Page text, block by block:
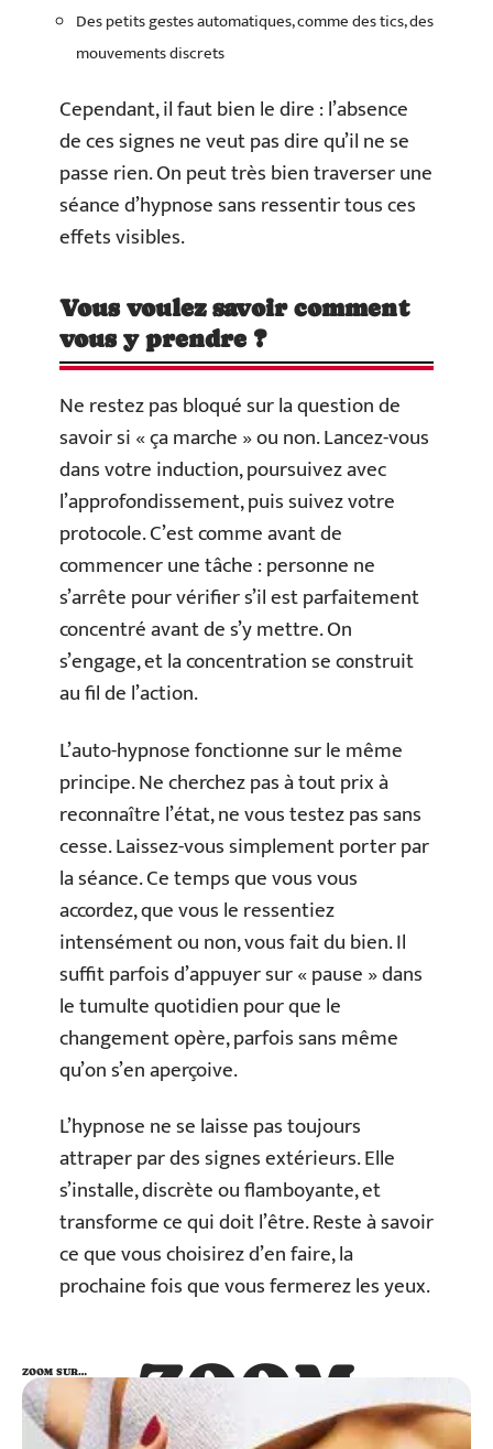
Des petits gestes automatiques, comme des tics, des
mouvements discrets
Cependant, il faut bien le dire : l’absence
de ces signes ne veut pas dire qu’il ne se
passe rien. On peut très bien traverser une
séance d’hypnose sans ressentir tous ces
effets visibles.
Vous voulez savoir comment
vous y prendre ?
Ne restez pas bloqué sur la question de
savoir si « ça marche » ou non. Lancez-vous
dans votre induction, poursuivez avec
l’approfondissement, puis suivez votre
protocole. C’est comme avant de
commencer une tâche : personne ne
s’arrête pour vérifier s’il est parfaitement
concentré avant de s’y mettre. On
s’engage, et la concentration se construit
au fil de l’action.
L’auto-hypnose fonctionne sur le même
principe. Ne cherchez pas à tout prix à
reconnaître l’état, ne vous testez pas sans
cesse. Laissez-vous simplement porter par
la séance. Ce temps que vous vous
accordez, que vous le ressentiez
intensément ou non, vous fait du bien. Il
suffit parfois d’appuyer sur « pause » dans
le tumulte quotidien pour que le
changement opère, parfois sans même
qu’on s’en aperçoive.
L’hypnose ne se laisse pas toujours
attraper par des signes extérieurs. Elle
s’installe, discrète ou flamboyante, et
transforme ce qui doit l’être. Reste à savoir
ce que vous choisirez d’en faire, la
prochaine fois que vous fermerez les yeux.
ZOOM
SUR…
ZOOM SUR…